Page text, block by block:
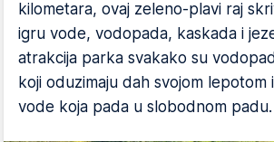
kilometara, ovaj zeleno-plavi raj
igru vode, vodopada, kaskada i
atrakcija parka svakako su
koji oduzimaju dah svojom
vode koja pada u slobodnom padu.